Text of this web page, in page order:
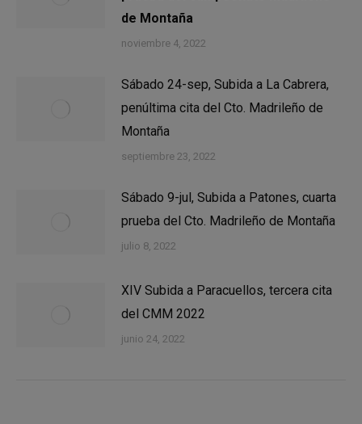
de Montaña
noviembre 4, 2022
Sábado 24-sep, Subida a La Cabrera,
penúltima cita del Cto. Madrileño de
Montaña
septiembre 23, 2022
Sábado 9-jul, Subida a Patones, cuarta
prueba del Cto. Madrileño de Montaña
julio 8, 2022
XIV Subida a Paracuellos, tercera cita
del CMM 2022
junio 24, 2022